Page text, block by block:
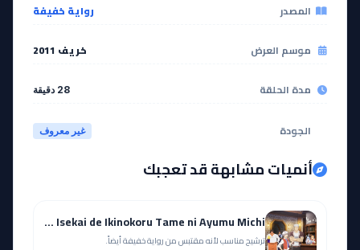
المصدر رواية خفيفة
موسم العرض خريف 2011
مدة الحلقة 28 دقيقة
الجودة غير معروف
أنميات مشابهة قد تعجبك
Seija Musou: Salaryman, Isekai de Ikinokoru Tame ni Ayumu Michi
ترشيح مناسب لأنه مقتبس من رواية خفيفة أيضاً.